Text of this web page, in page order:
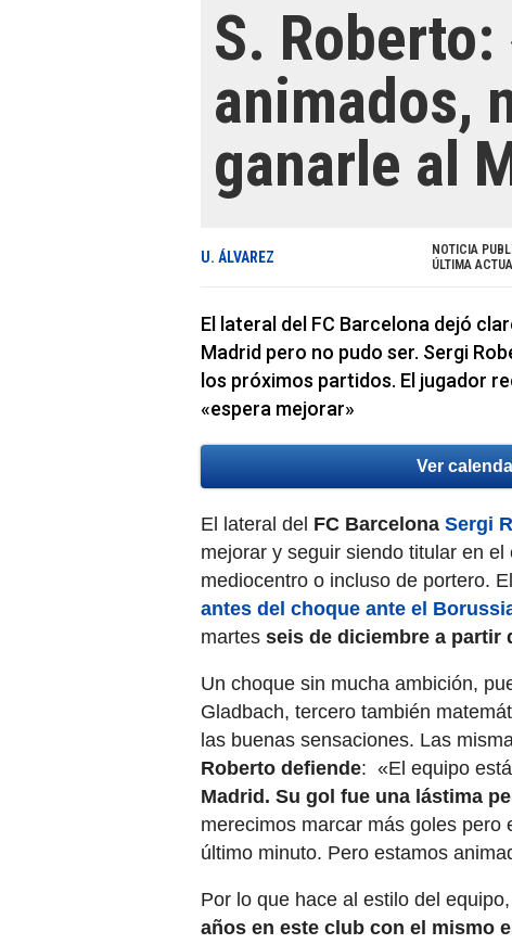
S. Roberto:
animados,
ganarle al
U. ÁLVAREZ NOTICIA
ÚLTIMA
El lateral del FC Barcelona dejó
Madrid pero no pudo ser. Sergi
los próximos partidos. El jugador
«espera mejorar»
Ver
El lateral del FC Barcelona Sergi
mejorar y seguir siendo titular en
mediocentro o incluso de portero.
antes del choque ante el
martes seis de diciembre a partir
Un choque sin mucha ambición,
Gladbach, tercero también
las buenas sensaciones. Las
Roberto defiende: «El equipo
Madrid. Su gol fue una lástima
merecimos marcar más goles pero
último minuto. Pero estamos
Por lo que hace al estilo del
años en este club con el mismo